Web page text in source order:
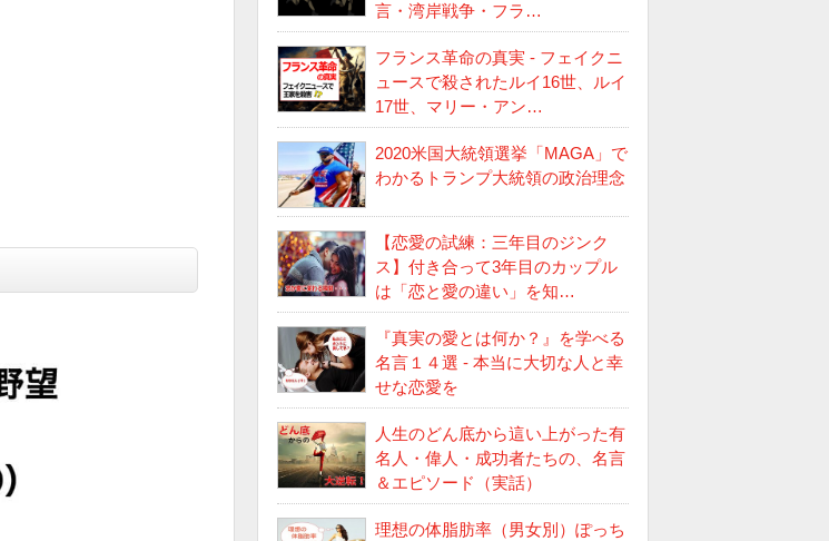
言・湾岸戦争・フラ…
フランス革命の真実 - フェイクニ
ュースで殺されたルイ16世、ルイ
17世、マリー・アン…
2020米国大統領選挙「MAGA」で
わかるトランプ大統領の政治理念
【恋愛の試練：三年目のジンク
ス】付き合って3年目のカップル
は「恋と愛の違い」を知…
『真実の愛とは何か？』を学べる
名言１４選 - 本当に大切な人と幸
せな恋愛を
人生のどん底から這い上がった有
名人・偉人・成功者たちの、名言
＆エピソード（実話）
理想の体脂肪率（男女別）ぽっち